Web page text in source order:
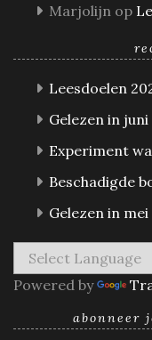
Marjolijn op
Leesdoelen
Gelezen in juni
Experiment
Beschadigde
Gelezen in mei
Powered by
abonneer